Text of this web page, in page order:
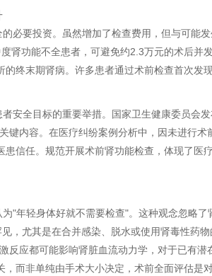
必要投资。虽然增加了检查费用，但与可能
肾功能不全患者，可避免约2.3万元的术后并
终末期肾病。许多患者通过术前检查首次发
安全目标的重要举措。国家卫生健康委员会
键内容。在医疗纠纷案例分析中，因未进行
信任。规范开展术前肾功能检查，体现了医
"年轻身体好就不需要检查"。这种观念忽略
，尤其是在合并感染、脱水或使用肾毒性药
反应都可能影响肾脏血流动力学，对于已有
而非单纯由手术大小决定，术前全面评估是